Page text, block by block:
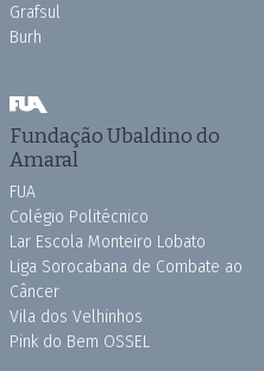
Grafsul
Burh
Fundação Ubaldino do
Amaral
FUA
Colégio Politécnico
Lar Escola Monteiro Lobato
Liga Sorocabana de Combate ao
Câncer
Vila dos Velhinhos
Pink do Bem OSSEL